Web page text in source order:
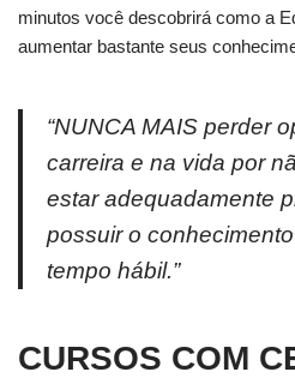
minutos você descobrirá como a
aumentar bastante seus
“NUNCA MAIS perder
carreira e na vida por
estar adequadamente
possuir o
tempo hábil.”
CURSOS COM